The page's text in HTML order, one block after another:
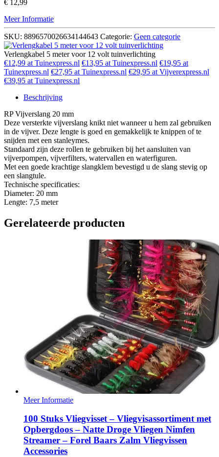
€ 12,99
Meer Informatie
SKU: 8896570026634144643 Categorie: Geen categorie
Verlengkabel 5 meter voor 12 volt tuinverlichting
€12,99 at Tuinexpress.nl €13,95 at Tuinexpress.nl €19,95 at
Tuinexpress.nl €27,95 at Tuinexpress.nl €29,95 at Vijverexpress.nl
€39,95 at Tuinexpress.nl
Beschrijving
RP Vijverslang 20 mm
Deze versterkte vijverslang knikt niet wanneer u hem zal gebruiken
in de vijver. Deze lengte is goed en gemakkelijk te knippen of te
snijden met een stanleymes.
Standaard zijn deze rollen te gebruiken bij het aansluiten van
vijverpompen, vijverfilters, watervallen en waterfiguren.
Met een goede krachtige slangklem bevestigd u de slang stevig op
een slangtule.
Technische specificaties:
Diameter: 20 mm
Lengte: 7,5 meter
Gerelateerde producten
Meer Informatie
100 Stuks Vliegvisset – Vliegvisassortiment met
Opbergdoos – Natte Droge Vliegen Nimfen
Streamer – Forel Baars Zalm Vliegvissen
Accessories